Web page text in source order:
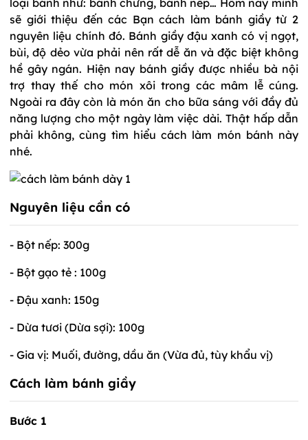
sẽ giới thiệu đến các Bạn cách làm bánh giầy từ 2
nguyên liệu chính đó. Bánh giầy đậu xanh có vị ngọt,
bùi, độ dẻo vừa phải nên rất dễ ăn và đặc biệt không
hề gây ngán. Hiện nay bánh giầy được nhiều bà nội
trợ thay thế cho món xôi trong các mâm lễ cúng.
Ngoài ra đây còn là món ăn cho bữa sáng với đầy đủ
năng lượng cho một ngày làm việc dài. Thật hấp dẫn
phải không, cùng tìm hiểu cách làm món bánh này
nhé.
Nguyên liệu cần có
- Bột nếp: 300g
- Bột gạo tẻ : 100g
- Đậu xanh: 150g
- Dừa tươi (Dừa sợi): 100g
- Gia vị: Muối, đường, dầu ăn (Vừa đủ, tùy khẩu vị)
Cách làm bánh giầy
Bước 1